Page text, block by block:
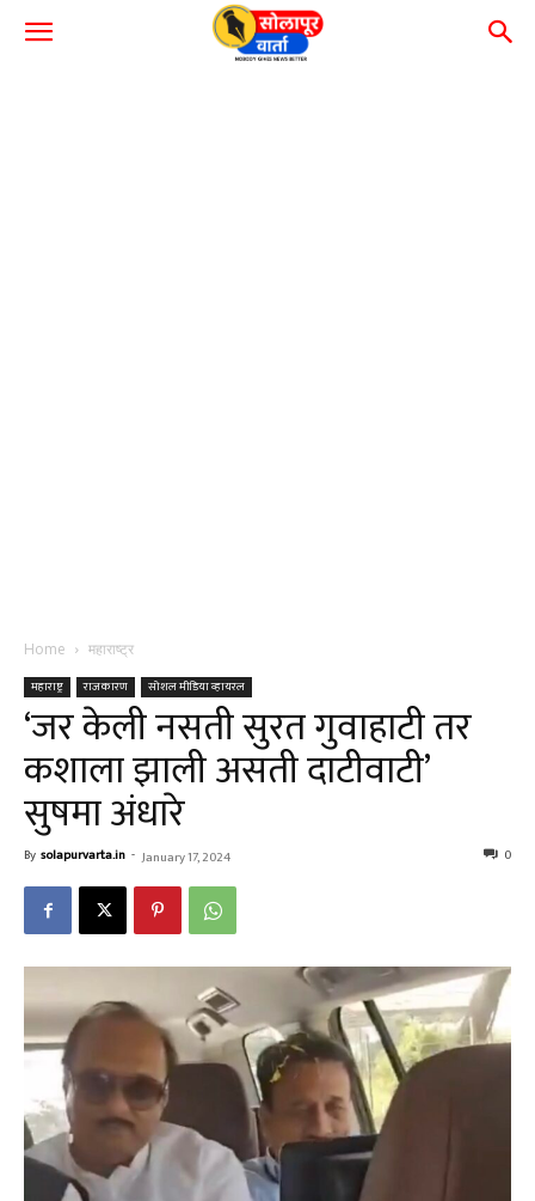
Home महाराष्ट्र
महाराष्ट्र राजकारण सोशल मीडिया व्हायरल
‘जर केली नसती सुरत गुवाहाटी तर
कशाला झाली असती दाटीवाटी’
सुषमा अंधारे
By solapurvarta.in - January 17, 2024 0